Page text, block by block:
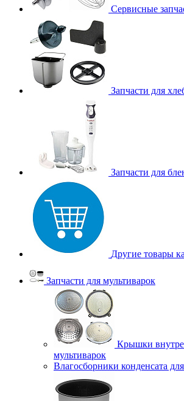
Сервисные
Запчасти для
Запчасти для
Другие товары
Запчасти для мультиварок
Крышки
мультиварок
Влагосборники конденсата